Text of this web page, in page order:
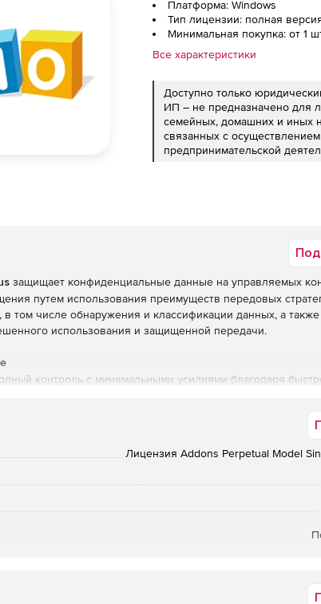
Платформа: Windows
Тип лицензии: полная
Минимальная покупка: от 1
Все характеристики
Доступно только
ИП – не предназначено для
семейных, домашних и иных
связанных с осуществлением
предпринимательской
защищает конфиденциальные данные на управляемых
путем использования преимуществ передовых
том числе обнаружения и классификации данных, а также
использования и защищенной передачи.
контроль с минимальными усилиями благодаря
позволяет с легкостью настраивать
с помощью легких агентов для поддержания мер
адаптировать политики под долгосрочные и
данных
Лицензия Addons Perpetual Model